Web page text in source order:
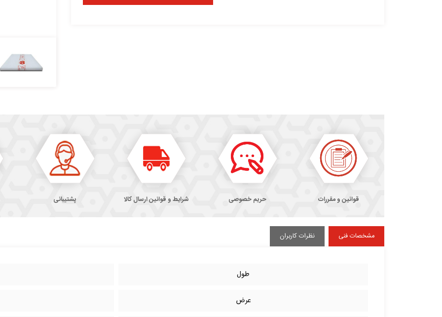
قوانین و مقررات حریم خصوصی شرایط و قوانین ارسال کالا پشتیبانی
مشخصات فنی نظرات کاربران
طول
عرض